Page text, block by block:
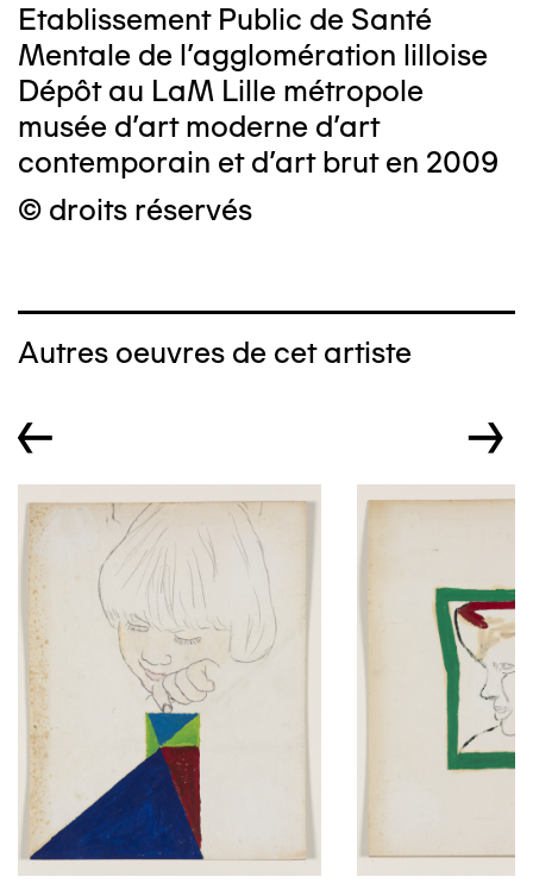
Etablissement Public de Santé
Mentale de l'agglomération lilloise
Dépôt au LaM Lille métropole
musée d’art moderne d’art
contemporain et d’art brut en 2009
© droits réservés
Autres oeuvres de cet artiste
← →